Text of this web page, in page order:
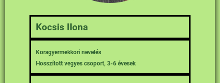
Kocsis Ilona
Koragyermekkori nevelés
Hosszított vegyes csoport, 3-6 évesek